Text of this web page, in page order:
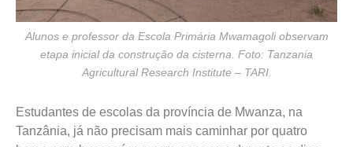
Alunos e professor da Escola Primária Mwamagoli observam
etapa inicial da construção da cisterna. Foto: Tanzania
Agricultural Research Institute – TARI.
Estudantes de escolas da província de Mwanza, na
Tanzânia, já não precisam mais caminhar por quatro